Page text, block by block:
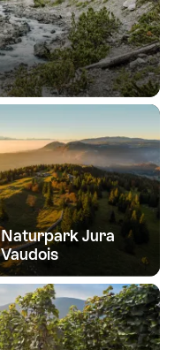
Naturpark Jura
Vaudois